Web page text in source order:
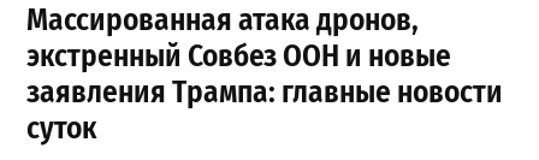
Массированная атака дронов,
экстренный Совбез ООН и новые
заявления Трампа: главные новости
суток